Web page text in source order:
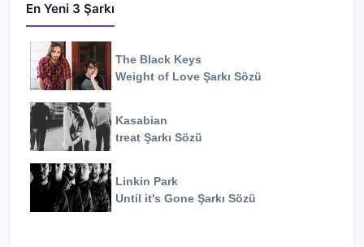
En Yeni 3 Şarkı
The Black Keys
Weight of Love Şarkı Sözü
Kasabian
treat Şarkı Sözü
Linkin Park
Until it's Gone Şarkı Sözü